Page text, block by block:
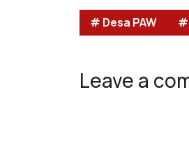
# Desa PAW #
Leave a